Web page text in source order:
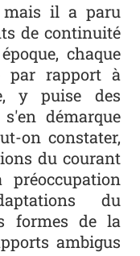
mais il a paru
de continuité
chaque
par rapport à
y puise des
démarque
on constater,
du courant
du
formes de la
ambigus